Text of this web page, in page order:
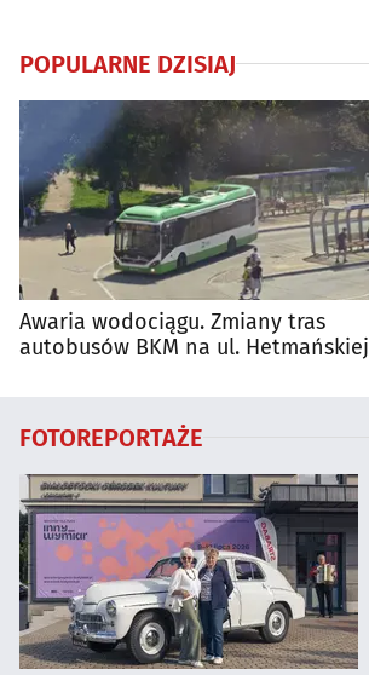
POPULARNE DZISIAJ
Awaria wodociągu. Zmiany tras
autobusów BKM na ul. Hetmańskiej
FOTOREPORTAŻE